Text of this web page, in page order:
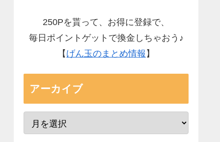
250Pを貰って、お得に登録で、
毎日ポイントゲットで換金しちゃおう♪
【 げん玉のまとめ情報 】
アーカイブ